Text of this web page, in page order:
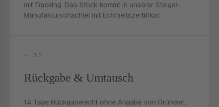
mit Tracking. Das Stück kommt in unserer Steiger-
Manufakturschachtel mit Echtheitszertifikat.
- 03
Rückgabe & Umtausch
14 Tage Rückgaberecht ohne Angabe von Gründen.